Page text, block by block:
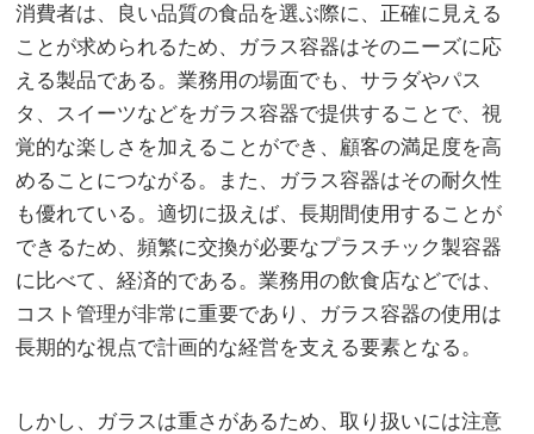
消費者は、良い品質の食品を選ぶ際に、正確に見える
ことが求められるため、ガラス容器はそのニーズに応
える製品である。業務用の場面でも、サラダやパス
タ、スイーツなどをガラス容器で提供することで、視
覚的な楽しさを加えることができ、顧客の満足度を高
めることにつながる。また、ガラス容器はその耐久性
も優れている。適切に扱えば、長期間使用することが
できるため、頻繁に交換が必要なプラスチック製容器
に比べて、経済的である。業務用の飲食店などでは、
コスト管理が非常に重要であり、ガラス容器の使用は
長期的な視点で計画的な経営を支える要素となる。
しかし、ガラスは重さがあるため、取り扱いには注意